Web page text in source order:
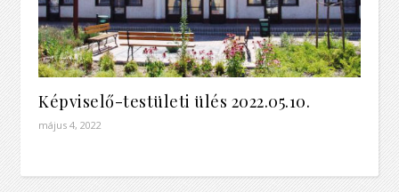
Képviselő-testületi ülés 2022.05.10.
május 4, 2022